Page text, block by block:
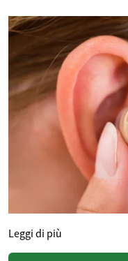
Leggi di più